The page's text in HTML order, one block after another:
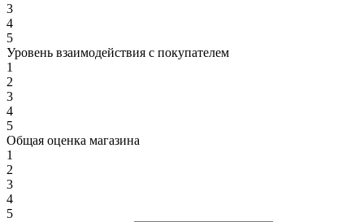
3
4
5
Уровень взаимодействия с покупателем
1
2
3
4
5
Общая оценка магазина
1
2
3
4
5